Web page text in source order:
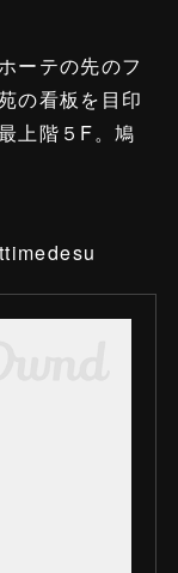
ーテの先のフ
の看板を目印
上階５F。鳩